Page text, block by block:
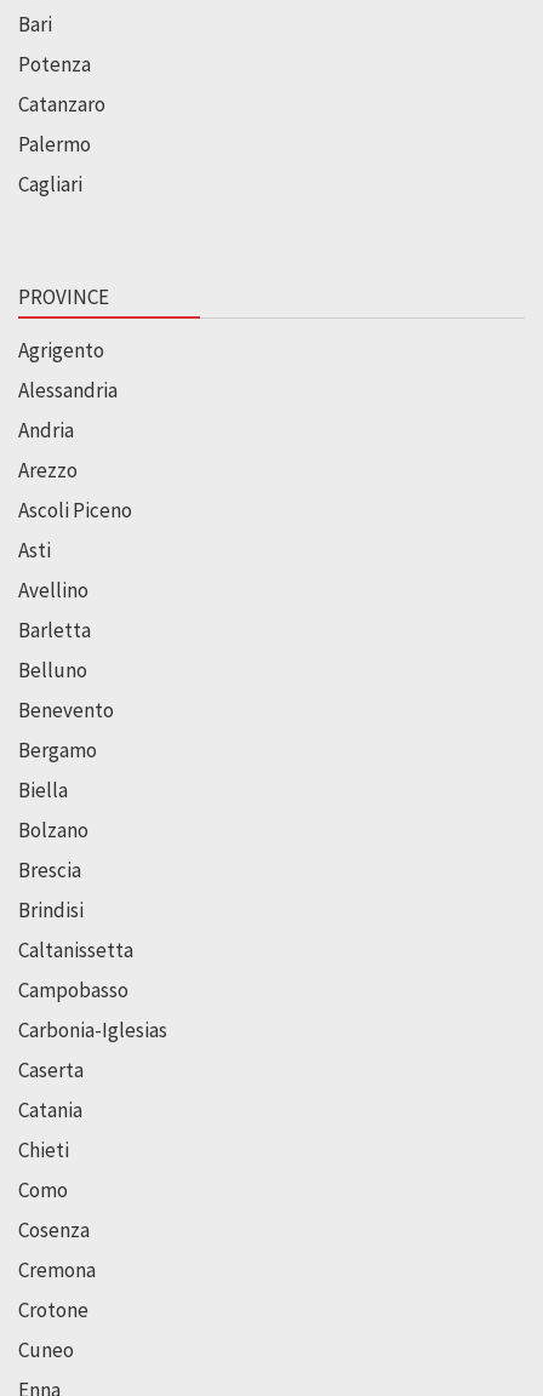
Bari
Potenza
Catanzaro
Palermo
Cagliari
PROVINCE
Agrigento
Alessandria
Andria
Arezzo
Ascoli Piceno
Asti
Avellino
Barletta
Belluno
Benevento
Bergamo
Biella
Bolzano
Brescia
Brindisi
Caltanissetta
Campobasso
Carbonia-Iglesias
Caserta
Catania
Chieti
Como
Cosenza
Cremona
Crotone
Cuneo
Enna